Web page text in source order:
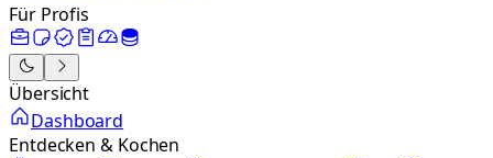
Für Profis
Übersicht
Dashboard
Entdecken & Kochen